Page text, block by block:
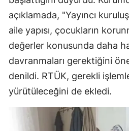
açıklamada, "Yayıncı
aile yapısı, çocukların
değerler konusunda daha
davranmaları gerektiğini
denildi. RTÜK, gerekli
yürütüleceğini de ekledi.